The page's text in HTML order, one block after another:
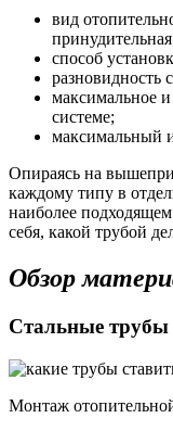
вид
способ
разновидность
максимальное
системе;
максимальный
Опираясь на
каждому типу в
наиболее
себя, какой трубой
Обзор
Стальные
Монтаж